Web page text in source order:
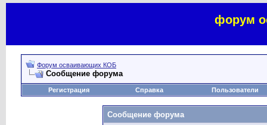
форум
Форум осваивающих КОБ
Сообщение форума
Регистрация Справка Пользователи
Сообщение форума